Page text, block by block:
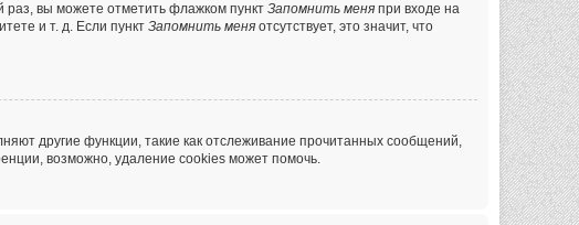
раз, вы можете отметить флажком пункт Запомнить меня при входе на
и т. д. Если пункт Запомнить меня отсутствует, это значит, что
другие функции, такие как отслеживание прочитанных сообщений,
возможно, удаление cookies может помочь.